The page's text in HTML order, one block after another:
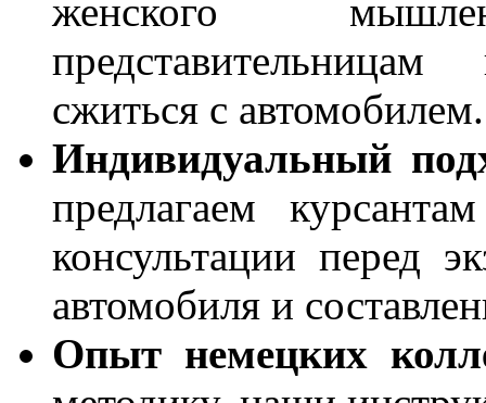
женского
сжиться с автомобилем.
Индивидуальный
предлагаем
консультации перед
автомобиля и
Опыт немецких